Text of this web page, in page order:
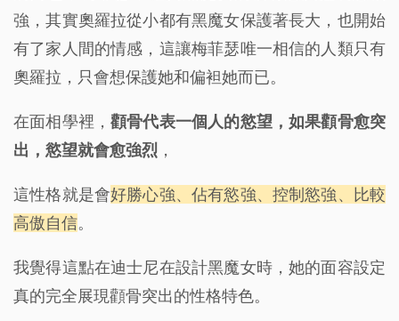
強，其實奧羅拉從小都有黑魔女保護著長大，也開始
有了家人間的情感，這讓梅菲瑟唯一相信的人類只有
奧羅拉，只會想保護她和偏袒她而已。
在面相學裡，顴骨代表一個人的慾望，如果顴骨愈突
出，慾望就會愈強烈 ，
這性格就是會好勝心強、佔有慾強、控制慾強、比較
高傲自信。
我覺得這點在迪士尼在設計黑魔女時，她的面容設定
真的完全展現顴骨突出的性格特色。